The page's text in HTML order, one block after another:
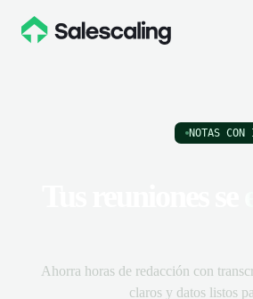
NOTAS
Ahorra horas de redacción con
claros y datos listos